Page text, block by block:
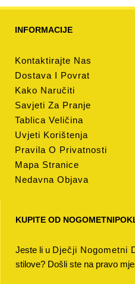
INFORMACIJE
Kontaktirajte Nas
Dostava I Povrat
Kako Naručiti
Savjeti Za Pranje
Tablica Veličina
Uvjeti Korištenja
Pravila O Privatnosti
Mapa Stranice
Nedavna Objava
KUPITE OD
Jeste li u Dječji Nogometni
stilove? Došli ste na pravo